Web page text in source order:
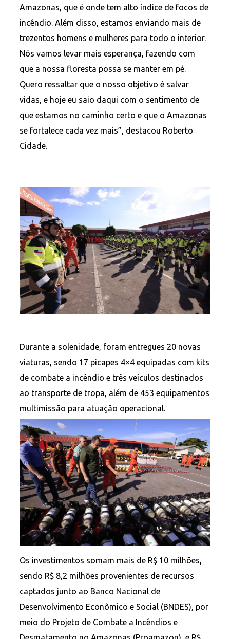
Amazonas, que é onde tem alto índice de focos de
incêndio. Além disso, estamos enviando mais de
trezentos homens e mulheres para todo o interior.
Nós vamos levar mais esperança, fazendo com
que a nossa floresta possa se manter em pé.
Quero ressaltar que o nosso objetivo é salvar
vidas, e hoje eu saio daqui com o sentimento de
que estamos no caminho certo e que o Amazonas
se fortalece cada vez mais”, destacou Roberto
Cidade.
Durante a solenidade, foram entregues 20 novas
viaturas, sendo 17 picapes 4×4 equipadas com kits
de combate a incêndio e três veículos destinados
ao transporte de tropa, além de 453 equipamentos
multimissão para atuação operacional.
Os investimentos somam mais de R$ 10 milhões,
sendo R$ 8,2 milhões provenientes de recursos
captados junto ao Banco Nacional de
Desenvolvimento Econômico e Social (BNDES), por
meio do Projeto de Combate a Incêndios e